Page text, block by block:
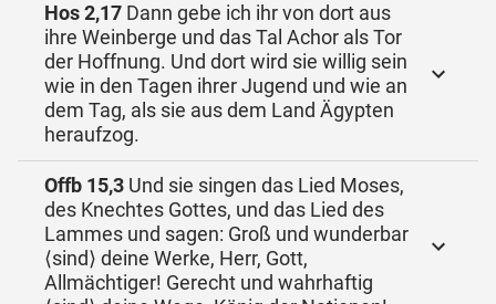
Hos 2,17 Dann gebe ich ihr von dort aus
ihre Weinberge und das Tal Achor als Tor
der Hoffnung. Und dort wird sie willig sein
wie in den Tagen ihrer Jugend und wie an
dem Tag, als sie aus dem Land Ägypten
heraufzog.
Offb 15,3 Und sie singen das Lied Moses,
des Knechtes Gottes, und das Lied des
Lammes und sagen: Groß und wunderbar
⟨sind⟩ deine Werke, Herr, Gott,
Allmächtiger! Gerecht und wahrhaftig